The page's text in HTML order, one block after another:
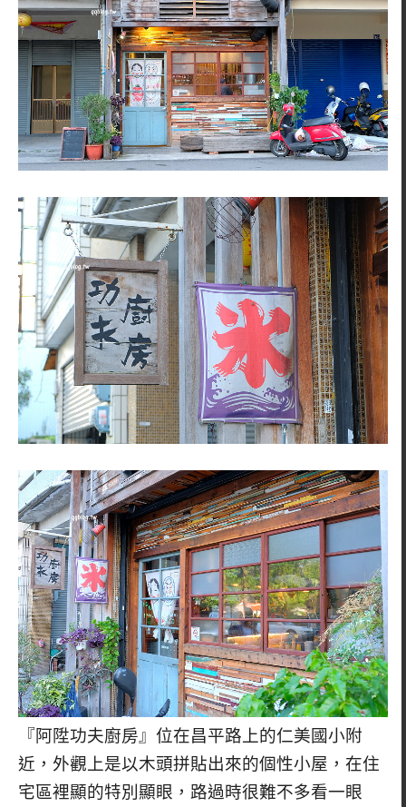
『阿陞功夫廚房』位在昌平路上的仁美國小附
近，外觀上是以木頭拼貼出來的個性小屋，在住
宅區裡顯的特別顯眼，路過時很難不多看一眼